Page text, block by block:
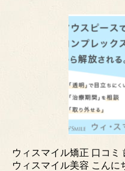
ウィスマイル矯正 口コ
ウィスマイル美容 こんに